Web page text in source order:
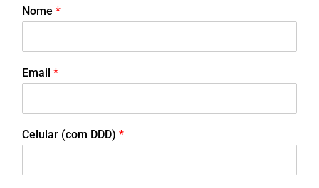
Nome *
Email *
Celular (com DDD) *